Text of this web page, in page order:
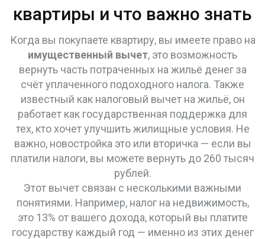
квартиры и что важно знать
Когда вы покупаете квартиру, вы имеете право на
имущественный вычет, это возможность
вернуть часть потраченных на жильё денег за
счёт уплаченного подоходного налога. Также
известный как налоговый вычет на жильё, он
работает как государственная поддержка для
тех, кто хочет улучшить жилищные условия. Не
важно, новостройка это или вторичка — если вы
платили налоги, вы можете вернуть до 260 тысяч
рублей.
Этот вычет связан с несколькими важными
понятиями. Например, налог на недвижимость,
это 13% от вашего дохода, который вы платите
государству каждый год — именно из этих денег